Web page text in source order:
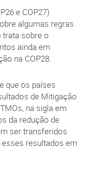
e COP27)
algumas regras
trata sobre o
ainda em
na COP28.
que os países
de Mitigação
na sigla em
da redução de
ser transferidos
resultados em